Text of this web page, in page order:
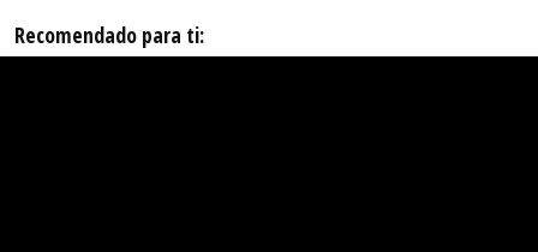
Recomendado para ti: